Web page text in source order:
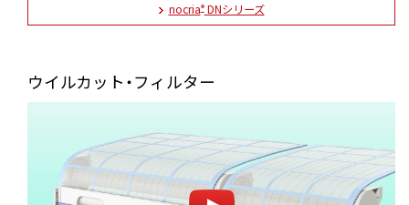
nocria®DNシリーズ
ウイルカット・フィルター